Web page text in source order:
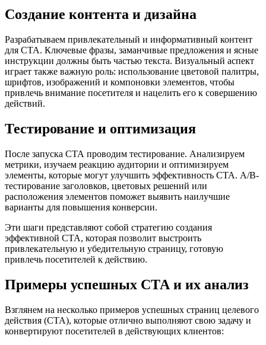
Создание контента и дизайна
Разрабатываем привлекательный и информативный контент
для СТА. Ключевые фразы, заманчивые предложения и ясные
инструкции должны быть частью текста. Визуальный аспект
играет также важную роль: использование цветовой палитры,
шрифтов, изображений и компоновки элементов, чтобы
привлечь внимание посетителя и нацелить его к совершению
действий.
Тестирование и оптимизация
После запуска СТА проводим тестирование. Анализируем
метрики, изучаем реакцию аудитории и оптимизируем
элементы, которые могут улучшить эффективность СТА. A/B-
тестирование заголовков, цветовых решений или
расположения элементов поможет выявить наилучшие
варианты для повышения конверсии.
Эти шаги представляют собой стратегию создания
эффективной СТА, которая позволит выстроить
привлекательную и убедительную страницу, готовую
привлечь посетителей к действию.
Примеры успешных СТА и их анализ
Взглянем на несколько примеров успешных страниц целевого
действия (СТА), которые отлично выполняют свою задачу и
конвертируют посетителей в действующих клиентов: